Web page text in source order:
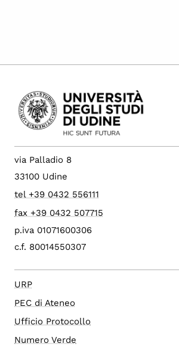
via Palladio 8
33100 Udine
tel +39 0432 556111
fax +39 0432 507715
p.iva 01071600306
c.f. 80014550307
URP
PEC di Ateneo
Ufficio Protocollo
Numero Verde